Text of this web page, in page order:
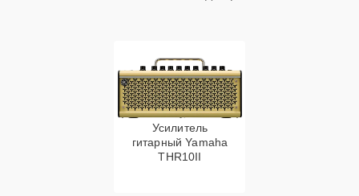
Усилитель
гитарный Yamaha
THR10II